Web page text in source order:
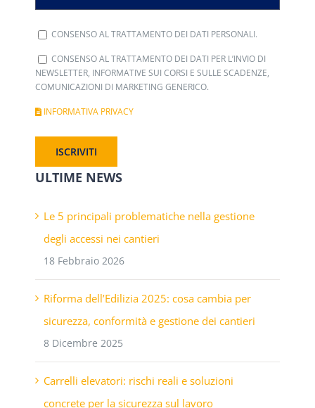
CONSENSO AL TRATTAMENTO DEI DATI PERSONALI.
CONSENSO AL TRATTAMENTO DEI DATI PER L’INVIO DI
NEWSLETTER, INFORMATIVE SUI CORSI E SULLE SCADENZE,
COMUNICAZIONI DI MARKETING GENERICO.
INFORMATIVA PRIVACY
ULTIME NEWS
Le 5 principali problematiche nella gestione
degli accessi nei cantieri
18 Febbraio 2026
Riforma dell’Edilizia 2025: cosa cambia per
sicurezza, conformità e gestione dei cantieri
8 Dicembre 2025
Carrelli elevatori: rischi reali e soluzioni
concrete per la sicurezza sul lavoro